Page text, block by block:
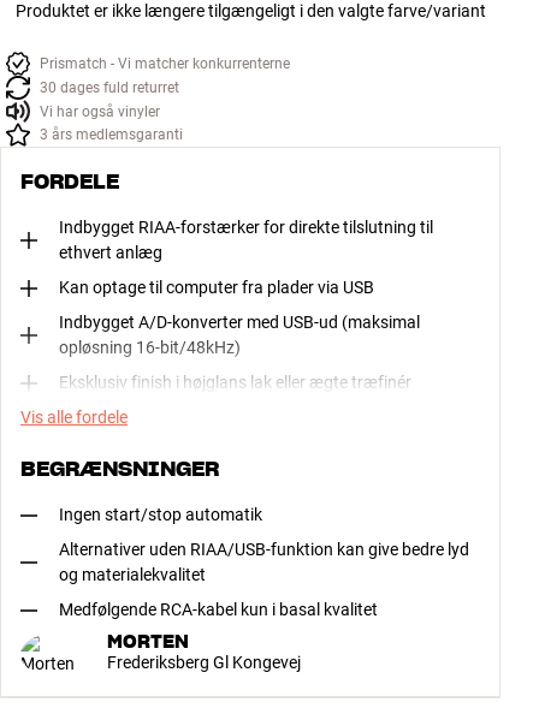
Produktet er ikke længere tilgængeligt i den valgte farve/variant
Prismatch - Vi matcher konkurrenterne
30 dages fuld returret
Vi har også vinyler
3 års medlemsgaranti
FORDELE
Indbygget RIAA-forstærker for direkte tilslutning til
ethvert anlæg
Kan optage til computer fra plader via USB
Indbygget A/D-konverter med USB-ud (maksimal
opløsning 16-bit/48kHz)
Eksklusiv finish i højglans lak eller ægte træfinér
Vis alle fordele
BEGRÆNSNINGER
Ingen start/stop automatik
Alternativer uden RIAA/USB-funktion kan give bedre lyd
og materialekvalitet
Medfølgende RCA-kabel kun i basal kvalitet
MORTEN
Frederiksberg Gl Kongevej